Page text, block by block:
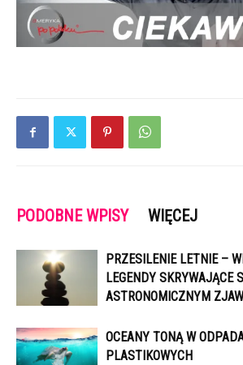
PODOBNE WPISY WIĘCEJ
PRZESILENIE LETNIE –
LEGENDY SKRYWAJĄCE
ASTRONOMICZNYM
OCEANY TONĄ W
PLASTIKOWYCH